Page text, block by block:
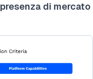
presenza di mercato